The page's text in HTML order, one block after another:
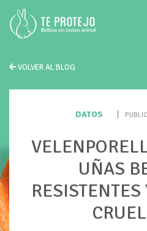
VOLVER AL BLOG
DATOS
UÑAS